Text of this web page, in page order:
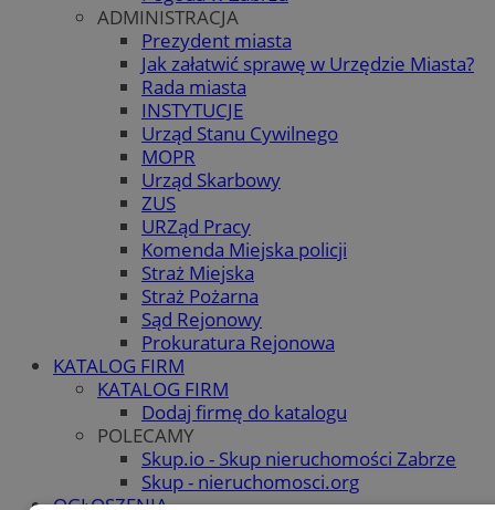
ADMINISTRACJA
Prezydent miasta
Jak załatwić sprawę w Urzędzie Miasta?
Rada miasta
INSTYTUCJE
Urząd Stanu Cywilnego
MOPR
Urząd Skarbowy
ZUS
URZąd Pracy
Komenda Miejska policji
Straż Miejska
Straż Pożarna
Sąd Rejonowy
Prokuratura Rejonowa
KATALOG FIRM
KATALOG FIRM
Dodaj firmę do katalogu
POLECAMY
Skup.io - Skup nieruchomości Zabrze
Skup - nieruchomosci.org